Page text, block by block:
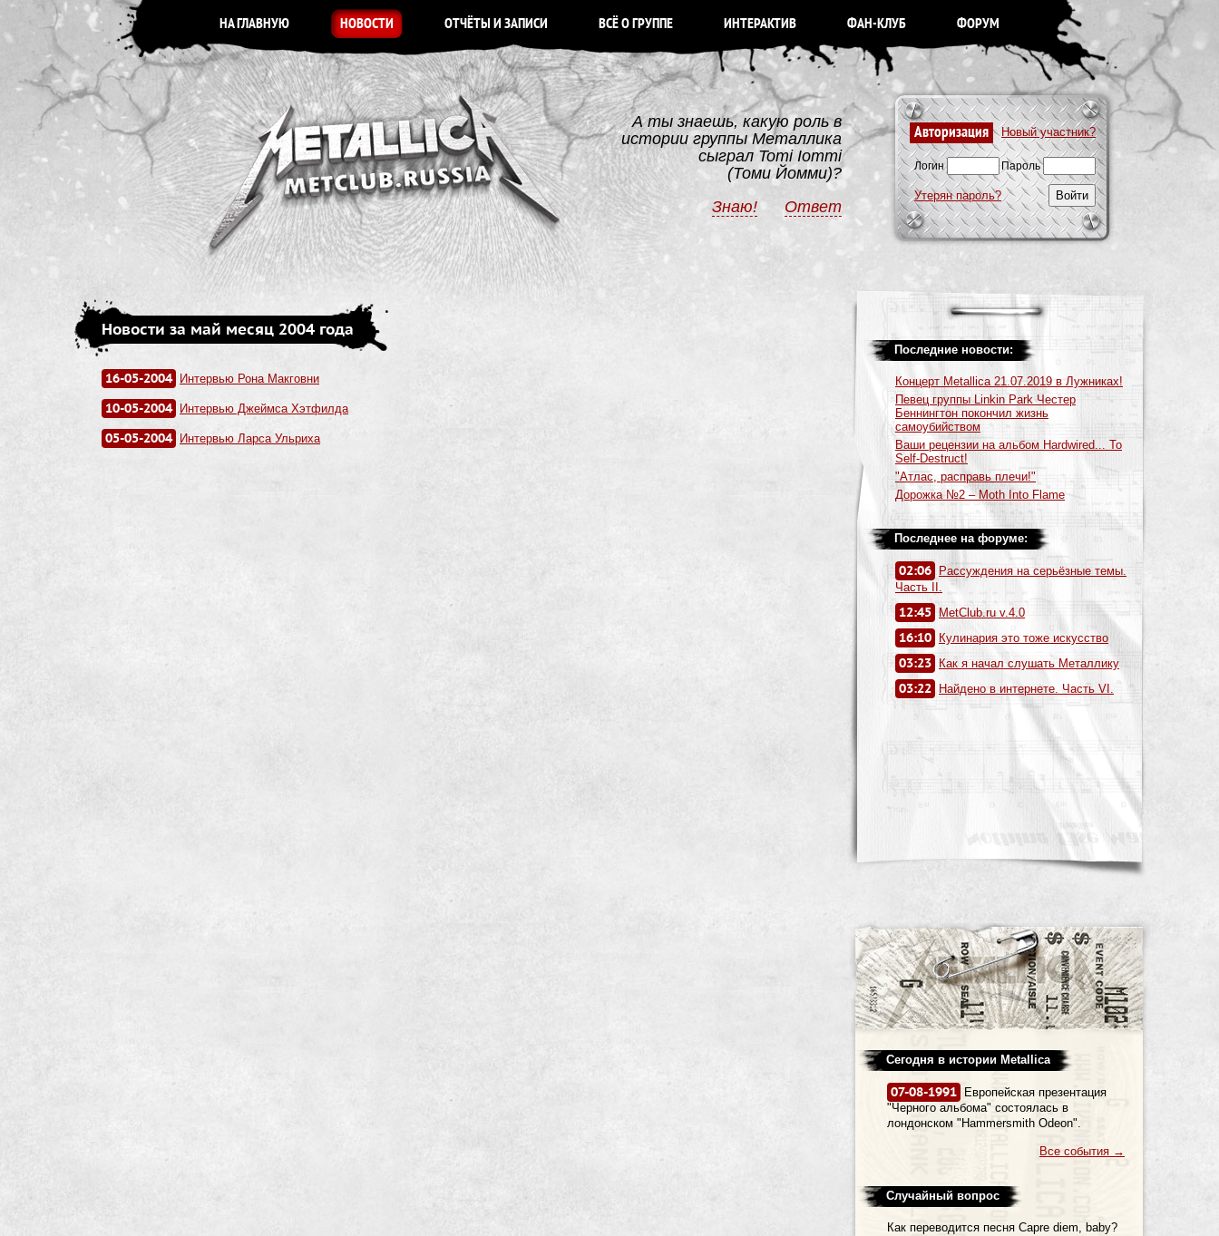
НА ГЛАВНУЮ НОВОСТИ ОТЧЁТЫ И ЗАПИСИ ВСЁ О ГРУППЕ ИНТЕРАКТИВ ФАН-КЛУБ ФОРУМ
Авторизация Новый участник?
Логин Пароль
Утерян пароль?
А ты знаешь, какую роль в
истории группы Металлика
сыграл Tomi Iommi
(Томи Йомми)?
Знаю!
Ответ
Новости за май месяц 2004 года
16-05-2004 Интервью Рона Макговни
10-05-2004 Интервью Джеймса Хэтфилда
05-05-2004 Интервью Ларса Ульриха
Последние новости:
Концерт Metallica 21.07.2019 в Лужниках!
Певец группы Linkin Park Честер
Беннингтон покончил жизнь
самоубийством
Ваши рецензии на альбом Hardwired... To
Self-Destruct!
"Атлас, расправь плечи!"
Дорожка №2 – Moth Into Flame
Последнее на форуме:
02:06
Рассуждения на серьёзные темы.
Часть II.
12:45 MetClub.ru v.4.0
16:10 Кулинария это тоже искусство
03:23 Как я начал слушать Металлику
03:22 Найдено в интернете. Часть VI.
Сегодня в истории Metallica
07-08-1991
Европейская презентация
"Черного альбома" состоялась в
лондонском "Hammersmith Odeon".
Все события →
Случайный вопрос
Как пеpеводится песня Capre diem, baby?